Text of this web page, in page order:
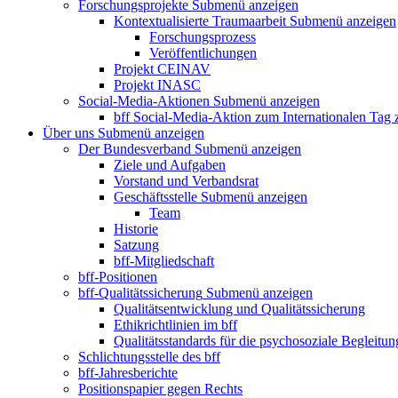
Forschungsprojekte Submenü anzeigen
Kontextualisierte Traumaarbeit Submenü anzeigen
Forschungsprozess
Veröffentlichungen
Projekt CEINAV
Projekt INASC
Social-Media-Aktionen Submenü anzeigen
bff Social-Media-Aktion zum Internationalen Tag
Über uns Submenü anzeigen
Der Bundesverband Submenü anzeigen
Ziele und Aufgaben
Vorstand und Verbandsrat
Geschäftsstelle Submenü anzeigen
Team
Historie
Satzung
bff-Mitgliedschaft
bff-Positionen
bff-Qualitätssicherung Submenü anzeigen
Qualitätsentwicklung und Qualitätssicherung
Ethikrichtlinien im bff
Qualitätsstandards für die psychosoziale
Schlichtungsstelle des bff
bff-Jahresberichte
Positionspapier gegen Rechts